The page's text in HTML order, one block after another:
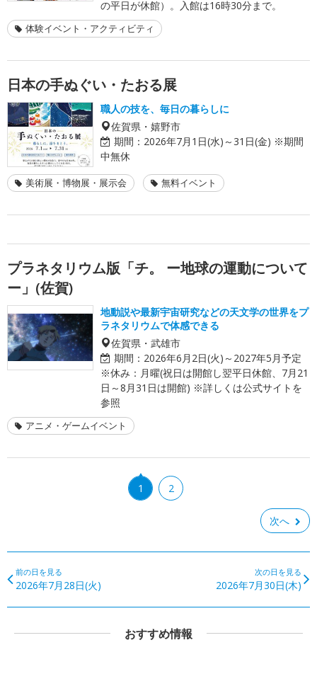
の平日が休館）。入館は16時30分まで。
体験イベント・アクティビティ
日本の手ぬぐい・たおる展
職人の技を、毎日の暮らしに
佐賀県・嬉野市
期間： 2026年7月1日(水)～31日(金) ※期間
中無休
美術展・博物展・展示会 無料イベント
プラネタリウム版「チ。 ー地球の運動について
ー」(佐賀)
地動説や最新宇宙研究などの天文学の世界をプ
ラネタリウムで体感できる
佐賀県・武雄市
期間： 2026年6月2日(火)～2027年5月予定
※休み：月曜(祝日は開館し翌平日休館、7月21
日～8月31日は開館) ※詳しくは公式サイトを
参照
アニメ・ゲームイベント
1 2
次へ
前の日を見る
2026年7月28日(火)
次の日を見る
2026年7月30日(木)
おすすめ情報